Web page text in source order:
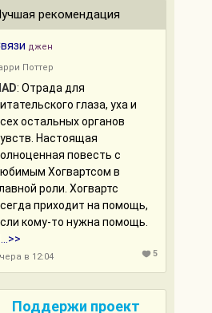
рекомендация
джен
Поттер
: Отрада для
глаза, уха и
остальных органов
Настоящая
повесть с
Хогвартсом в
роли. Хогвартс
приходит на помощь,
кому-то нужна помощь.
...>>
в 12:04 5
Поддержи проект